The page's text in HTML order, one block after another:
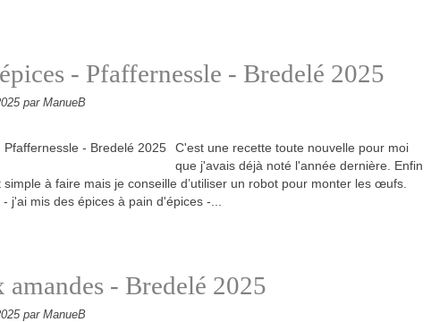
- Pfaffernessle - Bredelé 2025
par ManueB
C'est une recette toute nouvelle pour moi
que j'avais déjà noté l'année dernière. Enfin
à faire mais je conseille d’utiliser un robot pour monter les œufs.
j'ai mis des épices à pain d'épices -...
amandes - Bredelé 2025
par ManueB